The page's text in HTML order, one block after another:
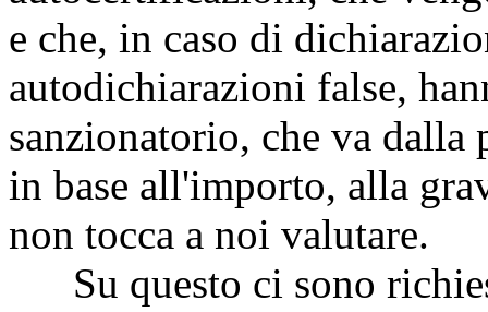
e che, in caso di
autodichiarazioni false,
sanzionatorio, che va dalla
in base all'importo, alla
non tocca a noi valutare.
Su questo ci sono